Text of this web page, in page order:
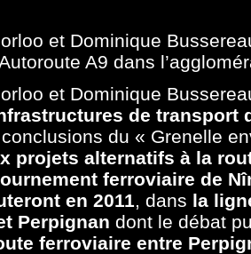
et Dominique
A9 dans
et Dominique
de transport
du « Grenelle
projets alternatifs à la
ferroviaire de
en 2011 , dans la
Perpignan dont le débat
ferroviaire entre